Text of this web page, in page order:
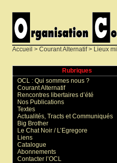
Accueil > Courant Alternatif> Lieux
Rubriques
OCL : Qui sommes nous ?
Courant Alternatif
Rencontres libertaires d’été
Nos Publications
Textes
Actualités, Tracts et Communiqués
Big Brother
Le Chat Noir / L’Egregore
Liens
Catalogue
Abonnements
Contacter l’OCL